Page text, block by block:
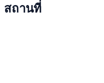
สถานที่